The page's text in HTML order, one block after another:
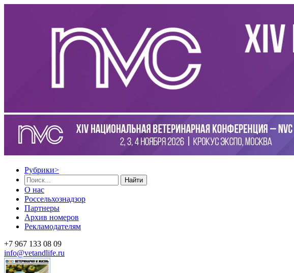
Рубрики>
Найти
О нас
Россельхознадзор
Партнеры
Архив номеров
Рекламодателям
+7 967 133 08 09
info@vetandlife.ru